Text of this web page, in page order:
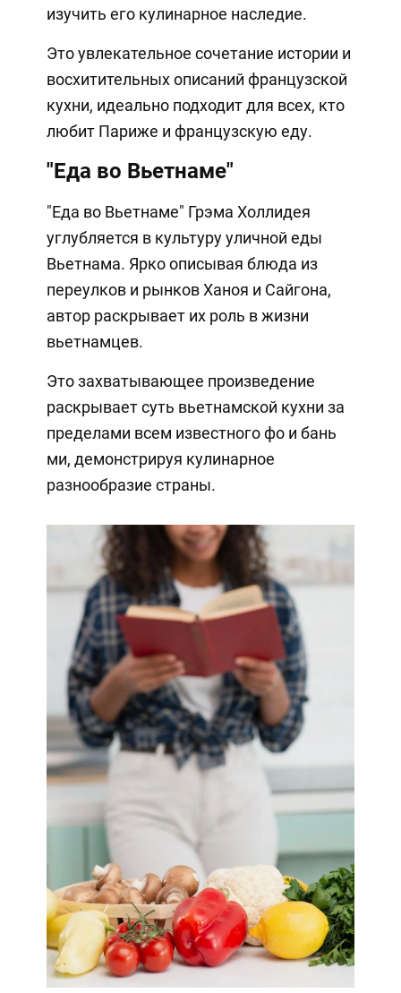
изучить его кулинарное наследие.
Это увлекательное сочетание истории и
восхитительных описаний французской
кухни, идеально подходит для всех, кто
любит Париже и французскую еду.
"Еда во Вьетнаме"
"Еда во Вьетнаме" Грэма Холлидея
углубляется в культуру уличной еды
Вьетнама. Ярко описывая блюда из
переулков и рынков Ханоя и Сайгона,
автор раскрывает их роль в жизни
вьетнамцев.
Это захватывающее произведение
раскрывает суть вьетнамской кухни за
пределами всем известного фо и бань
ми, демонстрируя кулинарное
разнообразие страны.